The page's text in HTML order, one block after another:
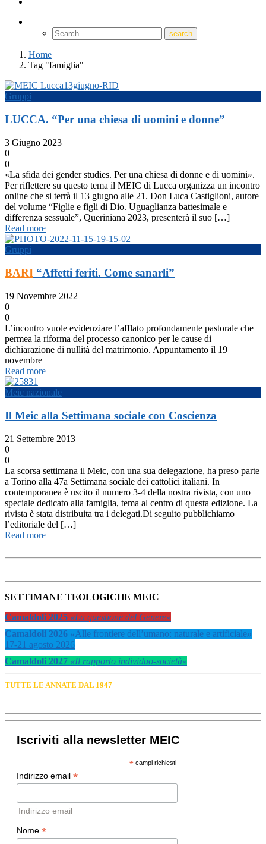
Home
Tag "famiglia"
Gruppi
LUCCA. “Per una chiesa di uomini e donne”
3 Giugno 2023
0
0
«La sfida dei gender studies. Per una chiesa di donne e di uomini».
Per riflettere su questo tema il MEIC di Lucca organizza un incontro
online che si terrà il 13 giugno alle 21. Don Luca Castiglioni, autore
del volume “Figlie e figli di Dio. Uguaglianza battesimale e
differenza sessuale”, Queriniana 2023, presenterà il suo […]
Read more
Gruppi
BARI “Affetti feriti. Come sanarli”
19 Novembre 2022
0
0
L’incontro vuole evidenziare l’afflato profondamente pastorale che
permea la riforma del processo canonico per le cause di
dichiarazione di nullità del matrimonio. Appuntamento il 19
novembre
Read more
Meic nazionale
Il Meic alla Settimana sociale con Coscienza
21 Settembre 2013
0
0
La scorsa settimana il Meic, con una sua delegazione, ha preso parte
a Torino alla 47a Settimana sociale dei cattolici italiani. In
contemporanea è uscito il numero 3-4 della nostra rivista, con uno
speciale dedicato alla famiglia, tema al centro di questa edizione. La
rivista è stata distribuita tra i delegati.Di seguito pubblichiamo
l’editoriale del […]
Read more
SETTIMANE TEOLOGICHE MEIC
Camaldoli 2025 «La questione del Genere»
Camaldoli 2026 «Alle frontiere dell’umano: naturale e artificiale»
17-21 agosto 2026
Camaldoli 2027 «Il rapporto individuo-società»
TUTTE LE ANNATE DAL 1947
Iscriviti alla newsletter MEIC
*campi richiesti
Indirizzo email *
Indirizzo email
Nome *